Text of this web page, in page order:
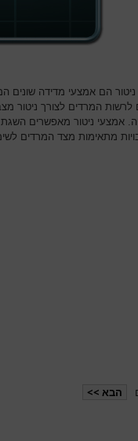
הם אמצעי מדידה שונים
לרשות המרדים לצורך ניטור
אמצעי ניטור מאפשרים
מתאימות מצד המרדים
הבא >>